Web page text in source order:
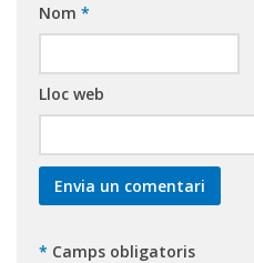
Nom *
Lloc web
* Camps obligatoris